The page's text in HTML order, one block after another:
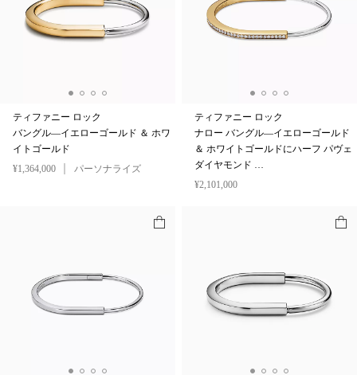
ティファニー ロック
バングル—イエローゴールド ＆ ホワ
イトゴールド
¥1,364,000
パーソナライズ
ティファニー ロック
ナロー バングル—イエローゴールド
＆ ホワイトゴールドにハーフ パヴェ
ダイヤモンド …
¥2,101,000